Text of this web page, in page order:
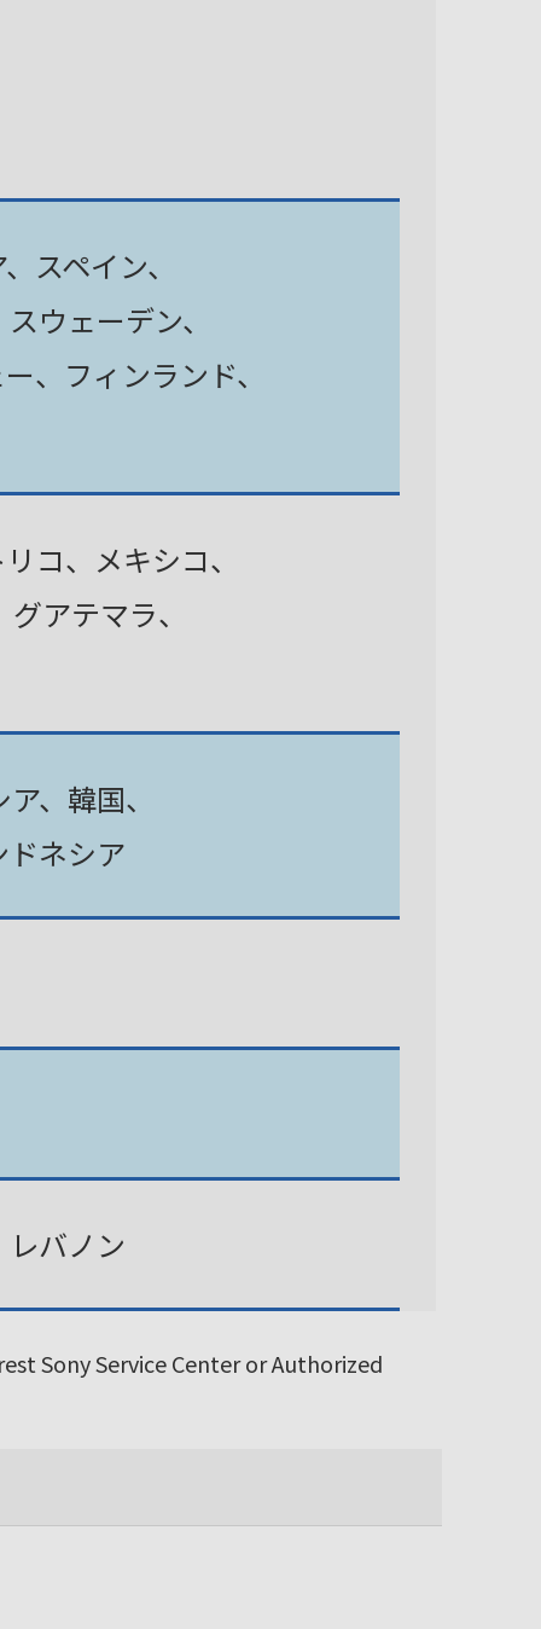
スペイン、
ウェーデン、
、フィンランド、
コ、メキシコ、
アテマラ、
、韓国、
ネシア
バノン
Sony Service Center or Authorized